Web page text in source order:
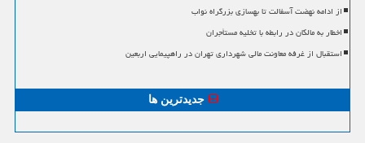
از ادامه نهضت آسفالت تا بهسازی بزرگراه نواب
اخطار به مالکان در رابطه با تخلیه مستأجران
استقبال از غرفه معاونت مالی شهرداری تهران در راهپیمایی اربعین
جدیدترین ها